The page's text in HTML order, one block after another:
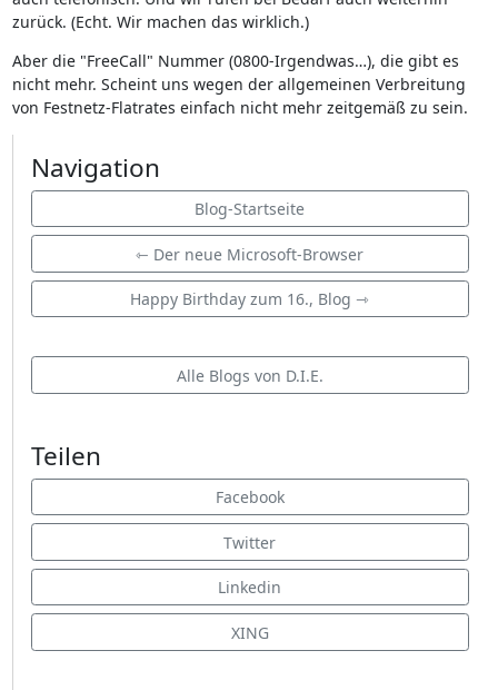
zurück. (Echt. Wir machen das wirklich.)
Aber die "FreeCall" Nummer (0800-Irgendwas…), die gibt es
nicht mehr. Scheint uns wegen der allgemeinen Verbreitung
von Festnetz-Flatrates einfach nicht mehr zeitgemäß zu sein.
Navigation
Blog-Startseite
⇽ Der neue Microsoft-Browser
Happy Birthday zum 16., Blog ⇾
Alle Blogs von D.I.E.
Teilen
Facebook
Twitter
Linkedin
XING